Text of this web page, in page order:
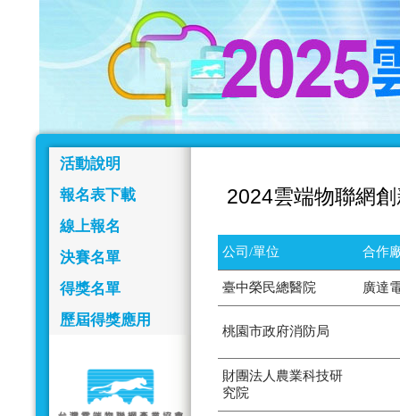
活動說明
報名表下載
線上報名
決賽名單
得獎名單
歷屆得獎應用
2024雲端物聯網
公司/單位 合作
臺中榮民總醫院 廣達
桃園市政府消防局
財團法人農業科技研
究院